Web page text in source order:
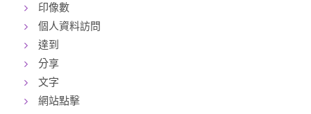
印像數
個人資料訪問
達到
分享
文字
網站點擊